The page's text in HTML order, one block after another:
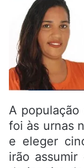
A
foi às urnas
e eleger
irão